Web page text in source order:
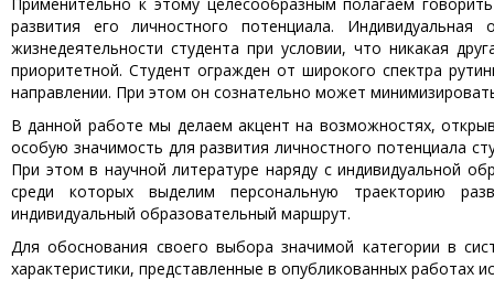
развития его личностного потенциала.
жизнедеятельности студента при условии, что никакая
приоритетной. Студент огражден от широкого спектра
направлении. При этом он сознательно может
В данной работе мы делаем акцент на возможностях,
особую значимость для развития личностного потенциала
При этом в научной литературе наряду с индивидуальной
среди которых выделим персональную траекторию
индивидуальный образовательный маршрут.
Для обоснования своего выбора значимой категории в
характеристики, представленные в опубликованных работах